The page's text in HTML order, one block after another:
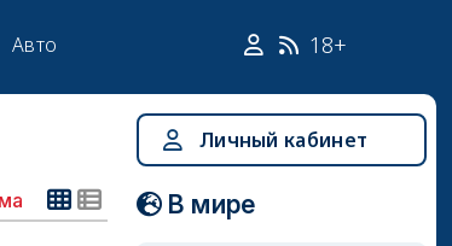
Авто 18+
Личный кабинет
В мире